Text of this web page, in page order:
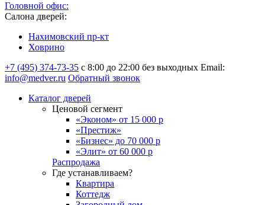
Головной офис:
Салона дверей:
Нахимовский пр-кт
Ховрино
+7 (495) 374-73-35 с 8:00 до 22:00 без выходных Email:
info@medver.ru Обратный звонок
Каталог дверей
Ценовой сегмент
«Эконом» от 15 000 р
«Престиж»
«Бизнес» до 70 000 р
«Элит» от 60 000 р
Распродажа
Где устанавливаем?
Квартира
Коттедж